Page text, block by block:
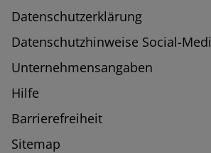
Datenschutzerklärung
Datenschutzhinweise Social-
Unternehmensangaben
Hilfe
Barrierefreiheit
Sitemap